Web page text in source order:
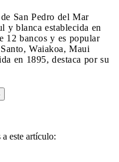
San Pedro del Mar
y blanca establecida en
12 bancos y es popular
Waiakoa, Maui
en 1895, destaca por su
a este artículo: